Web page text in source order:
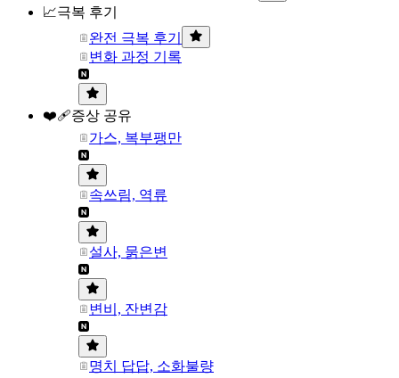
📈극복 후기
완전 극복 후기
변화 과정 기록
❤️‍🩹증상 공유
가스, 복부팽만
속쓰림, 역류
설사, 묽은변
변비, 잔변감
명치 답답, 소화불량